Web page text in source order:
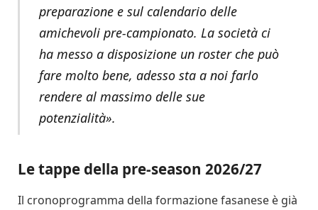
preparazione e sul calendario delle
amichevoli pre-campionato. La società ci
ha messo a disposizione un roster che può
fare molto bene, adesso sta a noi farlo
rendere al massimo delle sue
potenzialità».
Le tappe della pre-season 2026/27
Il cronoprogramma della formazione fasanese è già